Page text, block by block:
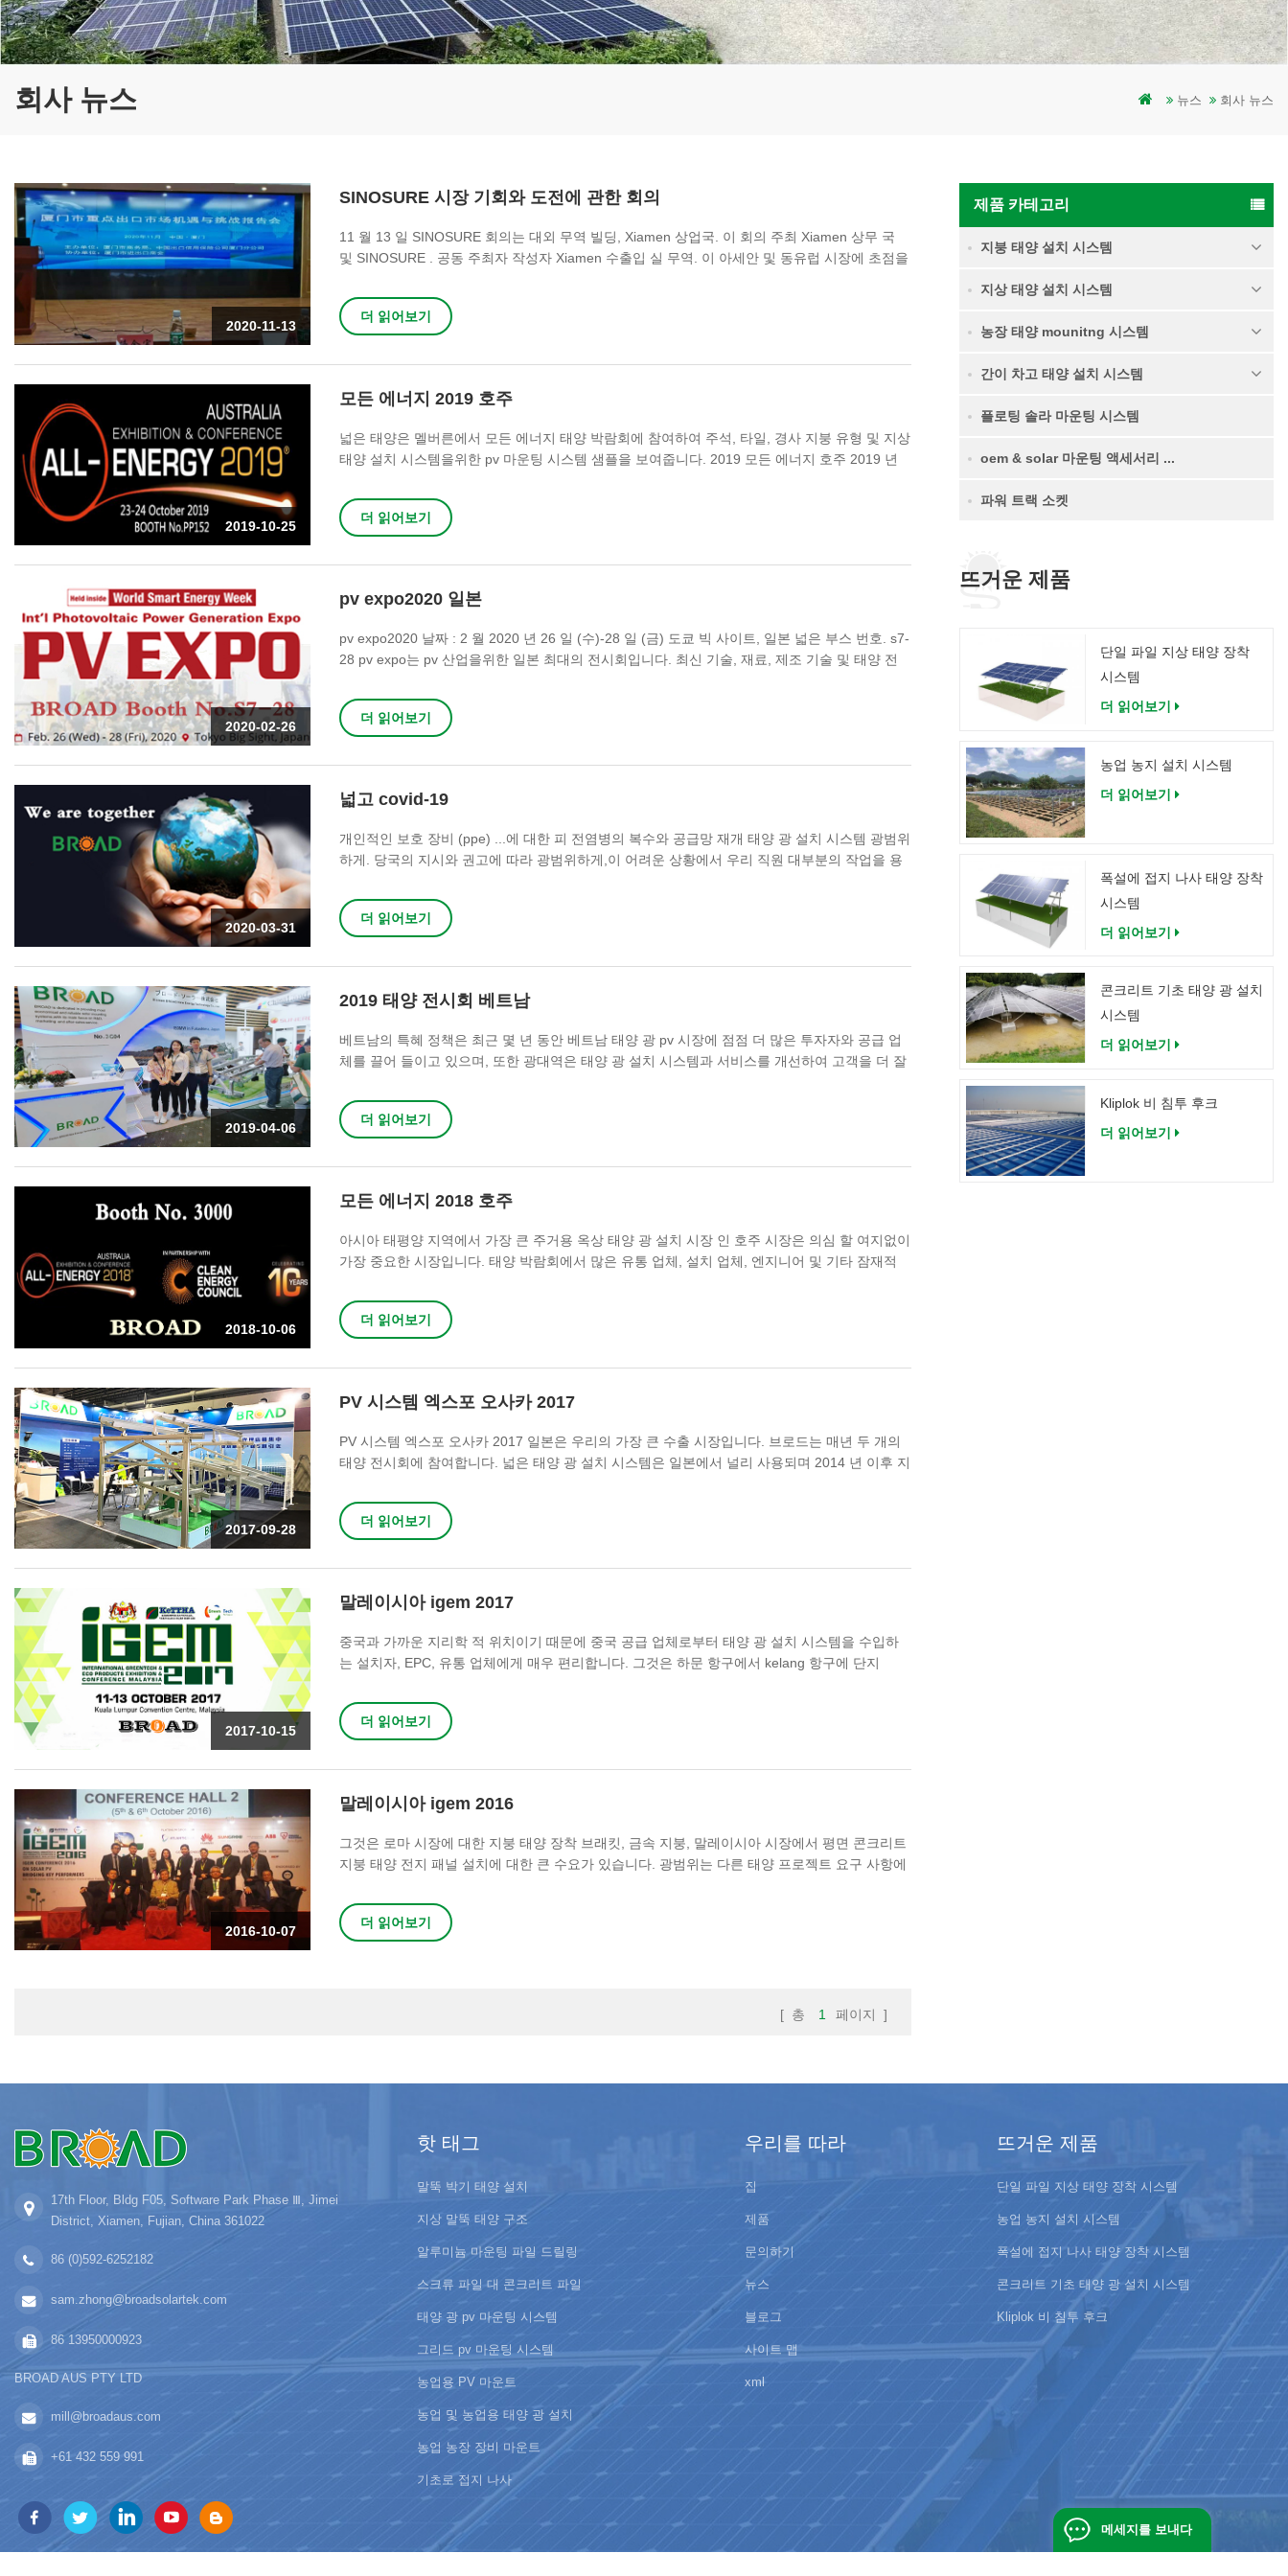
회사 뉴스 뉴스 회사 뉴스
2020-11-13
SINOSURE 시장 기회와 도전에 관한 회의
11 월 13 일 SINOSURE 회의는 대외 무역 빌딩, Xiamen 상업국. 이 회의 주최 Xiamen 상무 국
및 SINOSURE . 공동 주최자 작성자 Xiamen 수출입 실 무역. 이 아세안 및 동유럽 시장에 초점을
심각하며, 국제 무역은 여러면에서 영향을받습니다. 해야 국제 무역 정책, 특히 아세안 국가의 새
로운 에너지 관련 정책을 완전히 이해하십시오. 종합 경쟁력 향상을 위해 제품의 품질과 품질에
더 읽어보기
2019-10-25
모든 에너지 2019 호주
넓은 태양은 멜버른에서 모든 에너지 태양 박람회에 참여하여 주석, 타일, 경사 지붕 유형 및 지상
태양 설치 시스템을위한 pv 마운팅 시스템 샘플을 보여줍니다. 2019 모든 에너지 호주 2019 년
더 읽어보기
2020-02-26
pv expo2020 일본
pv expo2020 날짜 : 2 월 2020 년 26 일 (수)-28 일 (금) 도쿄 빅 사이트, 일본 넓은 부스 번호. s7-
28 pv expo는 pv 산업을위한 일본 최대의 전시회입니다. 최신 기술, 재료, 제조 기술 및 태양 전
올해의 태양 전시회는 전년도보다 적은 인원을 보였습니다. 일부 출품 업체는 박람회 참가를 포
기했습니다. 대규모 팀은 일정대로 도착하여 첫날에 일반 고객과 만났습니다. 2020 년에 더 나은
더 읽어보기
2020-03-31
넓고 covid-19
개인적인 보호 장비 (ppe) ...에 대한 피 전염병의 복수와 공급망 재개 태양 광 설치 시스템 광범위
하게. 당국의 지시와 권고에 따라 광범위하게,이 어려운 상황에서 우리 직원 대부분의 작업을 용
온도를 매일 사무실에서 제공합니다. 개인 위생 보호의 홍보를 강화하기 위해 광대역은 모든 물
건에 안전하고 위생적인 ​​작업 환경을 제공하기 위해 최선을 다합니다. covid-19 상황으로 인해 대
더 읽어보기
2019-04-06
2019 태양 전시회 베트남
베트남의 특혜 정책은 최근 몇 년 동안 베트남 태양 광 pv 시장에 점점 더 많은 투자자와 공급 업
체를 끌어 들이고 있으며, 또한 광대역은 태양 광 설치 시스템과 서비스를 개선하여 고객을 더 잘
더 읽어보기
2018-10-06
모든 에너지 2018 호주
아시아 태평양 지역에서 가장 큰 주거용 옥상 태양 광 설치 시장 인 호주 시장은 의심 할 여지없이
가장 중요한 시장입니다. 태양 박람회에서 많은 유통 업체, 설치 업체, 엔지니어 및 기타 잠재적
더 읽어보기
2017-09-28
PV 시스템 엑스포 오사카 2017
PV 시스템 엑스포 오사카 2017 일본은 우리의 가장 큰 수출 시장입니다. 브로드는 매년 두 개의
태양 전시회에 참여합니다. 넓은 태양 광 설치 시스템은 일본에서 널리 사용되며 2014 년 이후 지
더 읽어보기
2017-10-15
말레이시아 igem 2017
중국과 가까운 지리학 적 위치이기 때문에 중국 공급 업체로부터 태양 광 설치 시스템을 수입하
는 설치자, EPC, 유통 업체에게 매우 편리합니다. 그것은 하문 항구에서 kelang 항구에 단지
더 읽어보기
2016-10-07
말레이시아 igem 2016
그것은 로마 시장에 대한 지붕 태양 장착 브래킷, 금속 지붕, 말레이시아 시장에서 평면 콘크리트
지붕 태양 전지 패널 설치에 대한 큰 수요가 있습니다. 광범위는 다른 태양 프로젝트 요구 사항에
더 읽어보기
[ 총 1 페이지 ]
제품 카테고리
지붕 태양 설치 시스템
지상 태양 설치 시스템
농장 태양 mounitng 시스템
간이 차고 태양 설치 시스템
플로팅 솔라 마운팅 시스템
oem & solar 마운팅 액세서리 ...
파워 트랙 소켓
뜨거운 제품
단일 파일 지상 태양 장착
시스템
더 읽어보기
농업 농지 설치 시스템
더 읽어보기
폭설에 접지 나사 태양 장착
시스템
더 읽어보기
콘크리트 기초 태양 광 설치
시스템
더 읽어보기
Kliplok 비 침투 후크
더 읽어보기
17th Floor, Bldg F05, Software Park Phase Ⅲ, Jimei
District, Xiamen, Fujian, China 361022
86 (0)592-6252182
sam.zhong@broadsolartek.com
86 13950000923
BROAD AUS PTY LTD
mill@broadaus.com
+61 432 559 991
핫 태그
말뚝 박기 태양 설치
지상 말뚝 태양 구조
알루미늄 마운팅 파일 드릴링
스크류 파일 대 콘크리트 파일
태양 광 pv 마운팅 시스템
그리드 pv 마운팅 시스템
농업용 PV 마운트
농업 및 농업용 태양 광 설치
농업 농장 장비 마운트
기초로 접지 나사
우리를 따라
집
제품
문의하기
뉴스
블로그
사이트 맵
xml
뜨거운 제품
단일 파일 지상 태양 장착 시스템
농업 농지 설치 시스템
폭설에 접지 나사 태양 장착 시스템
콘크리트 기초 태양 광 설치 시스템
Kliplok 비 침투 후크
메세지를 보내다